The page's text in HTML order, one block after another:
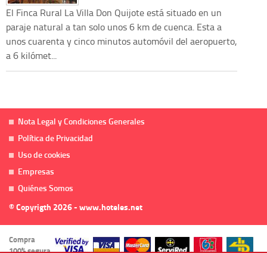
El Finca Rural La Villa Don Quijote está situado en un
paraje natural a tan solo unos 6 km de cuenca. Esta a
unos cuarenta y cinco minutos automóvil del aeropuerto,
a 6 kilómet...
Nota Legal y Condiciones Generales
Política de Privacidad
Uso de cookies
Empresas
Quiénes Somos
© Copyrigth 2026 - www.hoteles.net
Compra
100% segura